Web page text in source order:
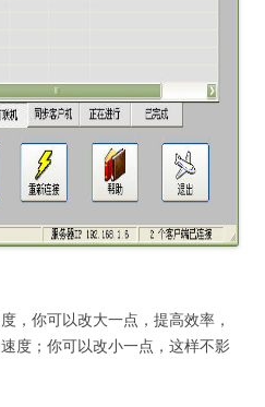
，你可以改大一点，提高效率，
度；你可以改小一点，这样不影